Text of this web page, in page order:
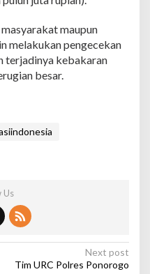
maupun
melakukan pengecekan
terjadinya kebakaran
besar.
Us
Next post
Tim URC Polres Ponorogo